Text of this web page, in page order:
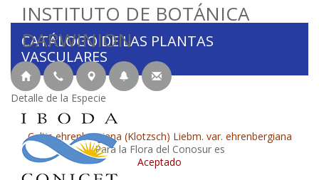
INSTITUTO DE BOTÁNICA
DARWINION
CATÁLOGO DE LAS PLANTAS
VASCULARES
Detalle de la Especie
Celtis ehrenbergiana (Klotzsch) Liebm. var. ehrenbergiana
Para la Flora del Conosur es
Aceptado